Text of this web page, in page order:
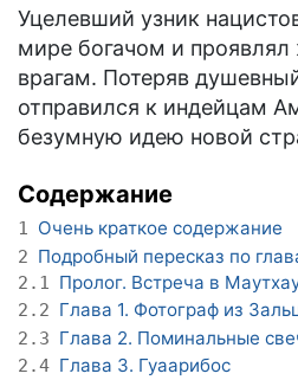
Уцелевший узник
мире богачом и проявлял
врагам. Потеряв
отправился к индейцам
безумную идею новой
Содержание
1 Очень краткое содержание
2 Подробный пересказ по
2.1 Пролог. Встреча в
2.2 Глава 1. Фотограф из
2.3 Глава 2. Поминальные
2.4 Глава 3. Гуаарибос